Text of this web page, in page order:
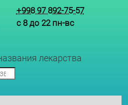
+998 97 892-75-57
с 8 до 22 пн-вс
лекарства